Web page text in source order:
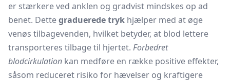
er stærkere ved anklen og gradvist mindskes op ad
benet. Dettegraduerede tryk hjælper med at øge
venøs tilbagevenden, hvilket betyder, at blod lettere
transporteres tilbage til hjertet. Forbedret
blodcirkulation kan medføre en række positive effekter,
såsom reduceret risiko for hævelser og kraftigere